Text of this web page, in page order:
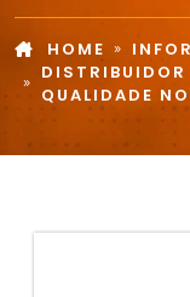
HOME
DISTRIBUIDOR
QUALIDADE